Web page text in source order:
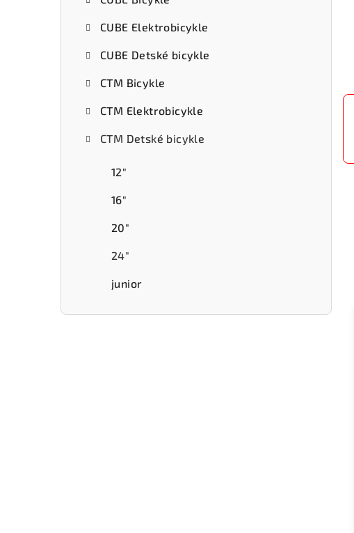
CUBE Elektrobicykle
CUBE Detské bicykle
CTM Bicykle
CTM Elektrobicykle
CTM Detské bicykle
12"
16"
20"
24"
junior